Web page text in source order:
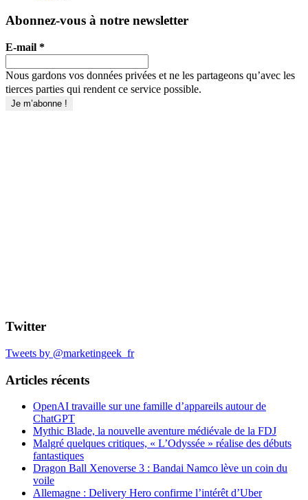
Abonnez-vous à notre newsletter
E-mail *
Nous gardons vos données privées et ne les partageons qu’avec les
tierces parties qui rendent ce service possible.
Twitter
Tweets by @marketingeek_fr
Articles récents
OpenAI travaille sur une famille d’appareils autour de
ChatGPT
Mythic Blade, la nouvelle aventure médiévale de la FDJ
Malgré quelques critiques, « L’Odyssée » réalise des débuts
fantastiques
Dragon Ball Xenoverse 3 : Bandai Namco lève un coin du
voile
Allemagne : Delivery Hero confirme l’intérêt d’Uber